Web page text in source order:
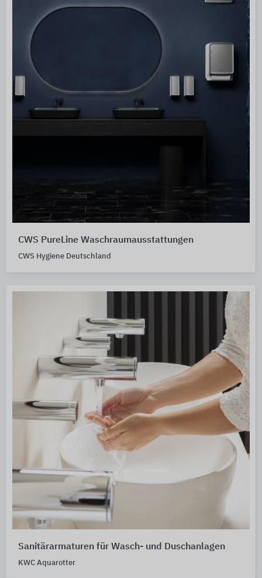
CWS PureLine Waschraumausstattungen
CWS Hygiene Deutschland
Sanitärarmaturen für Wasch- und Duschanlagen
KWC Aquarotter